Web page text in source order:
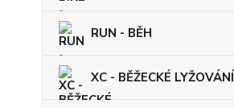
RUN - BĚH
XC - BĚŽECKÉ LYŽOVÁNÍ